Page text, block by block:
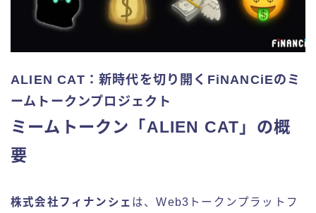
ALIEN CAT：新時代を切り開くFiNANCiEのミ
ームトークンプロジェクト
ミームトークン「ALIEN CAT」の概
要
株式会社フィナンシェ は、Web3トークンプラットフ